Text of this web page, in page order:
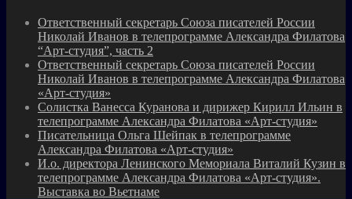
Ответственный секретарь Союза писателей России
Николай Иванов в телепрограмме Александра Филатова
“Арт-студия”, часть 2
Ответственный секретарь Союза писателей России
Николай Иванов в телепрограмме Александра Филатова
«Арт-студия»
Солистка Ванесса Куранова и дирижер Кирилл Ильин в
телепрограмме Александра Филатова «Арт-студия»
Писательница Ольга Шейпак в телепрограмме
Александра Филатова «Арт-студия»
И.о. директора Ленинского Мемориала Виталий Кузин в
телепрограмме Александра Филатова «Арт-студия».
Выставка во Вьетнаме